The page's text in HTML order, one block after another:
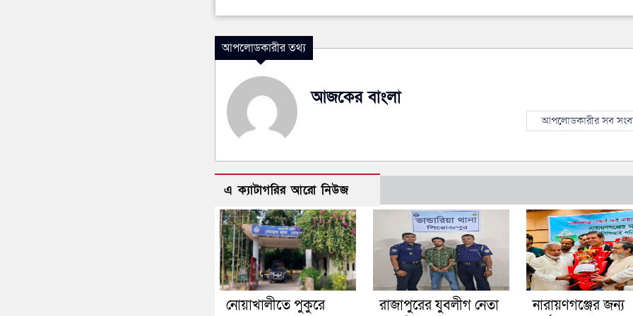
আপলোডকারীর তথ্য
আজকের বাংলা
আপলোডকারীর সব
এ ক্যাটাগরির আরো নিউজ
নোয়াখালীতে পুকুরে রাজাপুরের যুবলীগ নেতা নারায়ণগঞ্জের জন্য